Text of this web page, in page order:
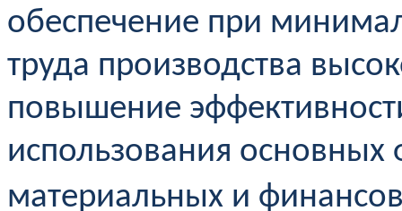
обеспечение при
труда производства
повышение
использования
материальных и